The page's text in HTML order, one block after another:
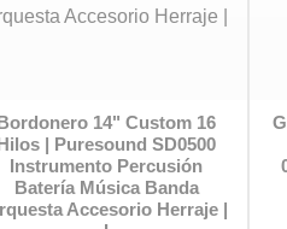
Gonalca Maza Pedal Bombo
Fieltro | Percusión | Ref.
02663 Instrumento Música